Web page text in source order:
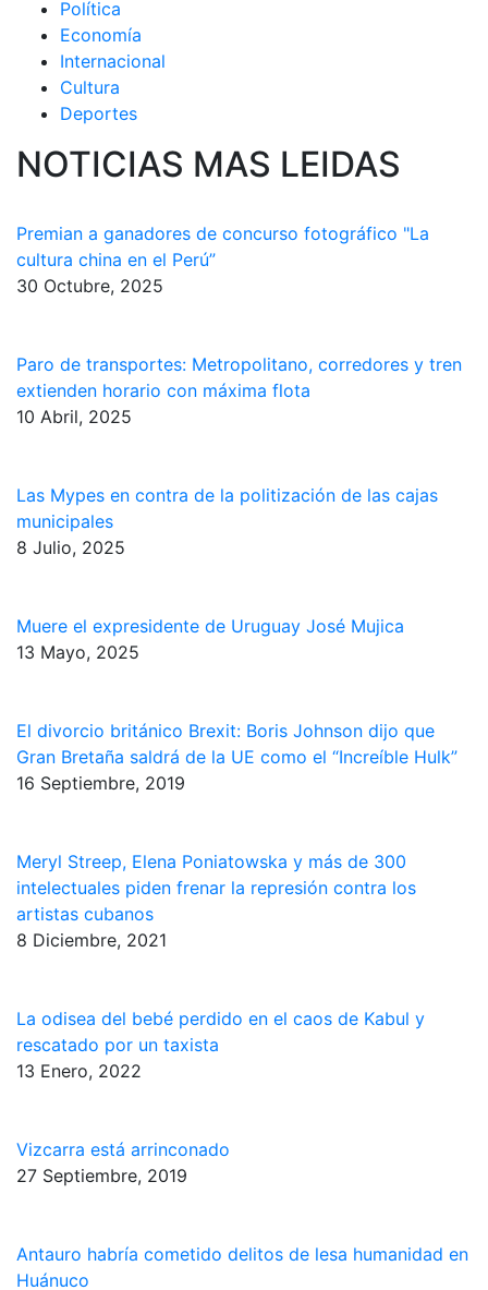
Política
Economía
Internacional
Cultura
Deportes
NOTICIAS MAS LEIDAS
Premian a ganadores de concurso fotográfico "La
cultura china en el Perú”
30 Octubre, 2025
Paro de transportes: Metropolitano, corredores y tren
extienden horario con máxima flota
10 Abril, 2025
Las Mypes en contra de la politización de las cajas
municipales
8 Julio, 2025
Muere el expresidente de Uruguay José Mujica
13 Mayo, 2025
El divorcio británico Brexit: Boris Johnson dijo que
Gran Bretaña saldrá de la UE como el “Increíble Hulk”
16 Septiembre, 2019
Meryl Streep, Elena Poniatowska y más de 300
intelectuales piden frenar la represión contra los
artistas cubanos
8 Diciembre, 2021
La odisea del bebé perdido en el caos de Kabul y
rescatado por un taxista
13 Enero, 2022
Vizcarra está arrinconado
27 Septiembre, 2019
Antauro habría cometido delitos de lesa humanidad en
Huánuco